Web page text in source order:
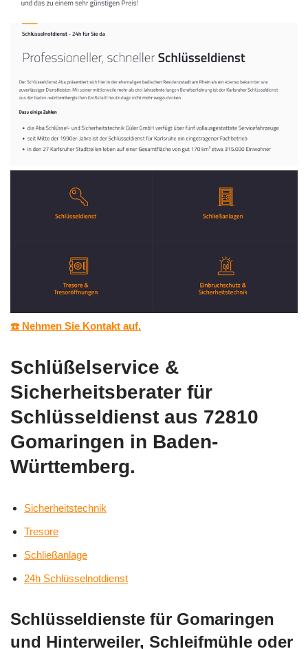
☎️ Nehmen Sie Kontakt auf.
Schlüßelservice &
Sicherheitsberater für
Schlüsseldienst aus 72810
Gomaringen in Baden-
Württemberg.
Sicherheitstechnik
Tresore
Schließanlage
24h Schlüsselnotdienst
Schlüsseldienste für Gomaringen
und Hinterweiler, Schleifmühle oder